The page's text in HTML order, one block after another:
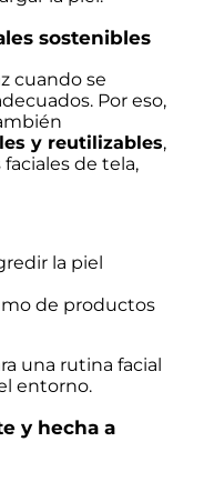
sostenibles
cuando se
Por eso,
y reutilizables,
de tela,
la piel
de productos
una rutina facial
entorno.
y hecha a